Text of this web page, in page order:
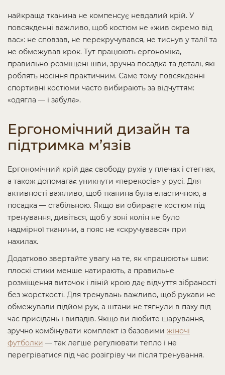
найкраща тканина не компенсує невдалий крій. У
повсякденні важливо, щоб костюм не «жив окремо від
вас»: не сповзав, не перекручувався, не тиснув у талії та
не обмежував крок. Тут працюють ергономіка,
правильно розміщені шви, зручна посадка та деталі, які
роблять носіння практичним. Саме тому повсякденні
спортивні костюми часто вибирають за відчуттям:
«одягла — і забула».
Ергономічний дизайн та
підтримка м’язів
Ергономічний крій дає свободу рухів у плечах і стегнах,
а також допомагає уникнути «перекосів» у русі. Для
активності важливо, щоб тканина була еластичною, а
посадка — стабільною. Якщо ви обираєте костюм під
тренування, дивіться, щоб у зоні колін не було
надмірної тканини, а пояс не «скручувався» при
нахилах.
Додатково звертайте увагу на те, як «працюють» шви:
плоскі стики менше натирають, а правильне
розміщення виточок і ліній крою дає відчуття зібраності
без жорсткості. Для тренувань важливо, щоб рукави не
обмежували підйом рук, а штани не тягнули в паху під
час присідань і випадів. Якщо ви любите шарування,
зручно комбінувати комплект із базовими жіночі
футболки — так легше регулювати тепло і не
перегріватися під час розігріву чи після тренування.